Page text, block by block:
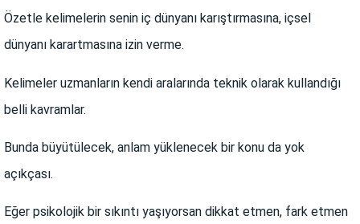
Özetle kelimelerin senin iç dünyanı karıştırmasına, içsel
dünyanı karartmasına izin verme.
Kelimeler uzmanların kendi aralarında teknik olarak kullandığı
belli kavramlar.
Bunda büyütülecek, anlam yüklenecek bir konu da yok
açıkçası.
Eğer psikolojik bir sıkıntı yaşıyorsan dikkat etmen, fark etmen